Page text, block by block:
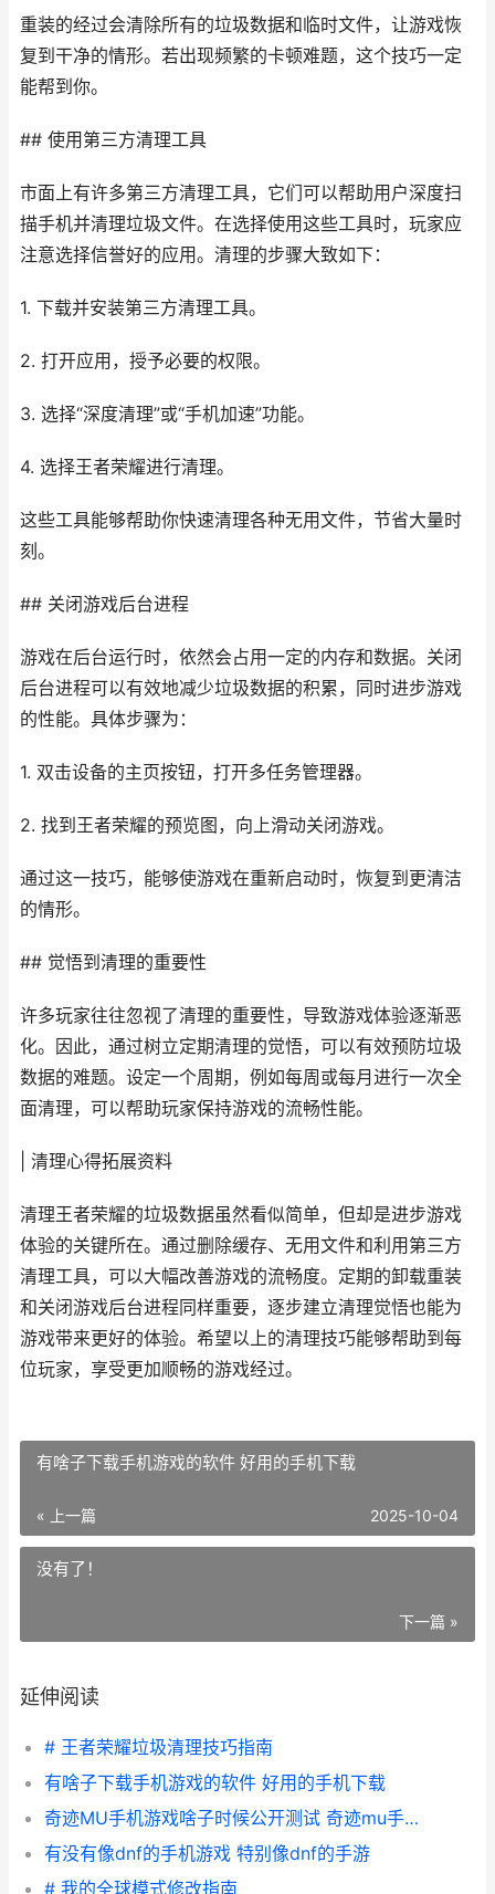
重装的经过会清除所有的垃圾数据和临时文件，让游戏恢
复到干净的情形。若出现频繁的卡顿难题，这个技巧一定
能帮到你。
## 使用第三方清理工具
市面上有许多第三方清理工具，它们可以帮助用户深度扫
描手机并清理垃圾文件。在选择使用这些工具时，玩家应
注意选择信誉好的应用。清理的步骤大致如下：
1. 下载并安装第三方清理工具。
2. 打开应用，授予必要的权限。
3. 选择“深度清理”或“手机加速”功能。
4. 选择王者荣耀进行清理。
这些工具能够帮助你快速清理各种无用文件，节省大量时
刻。
## 关闭游戏后台进程
游戏在后台运行时，依然会占用一定的内存和数据。关闭
后台进程可以有效地减少垃圾数据的积累，同时进步游戏
的性能。具体步骤为：
1. 双击设备的主页按钮，打开多任务管理器。
2. 找到王者荣耀的预览图，向上滑动关闭游戏。
通过这一技巧，能够使游戏在重新启动时，恢复到更清洁
的情形。
## 觉悟到清理的重要性
许多玩家往往忽视了清理的重要性，导致游戏体验逐渐恶
化。因此，通过树立定期清理的觉悟，可以有效预防垃圾
数据的难题。设定一个周期，例如每周或每月进行一次全
面清理，可以帮助玩家保持游戏的流畅性能。
| 清理心得拓展资料
清理王者荣耀的垃圾数据虽然看似简单，但却是进步游戏
体验的关键所在。通过删除缓存、无用文件和利用第三方
清理工具，可以大幅改善游戏的流畅度。定期的卸载重装
和关闭游戏后台进程同样重要，逐步建立清理觉悟也能为
游戏带来更好的体验。希望以上的清理技巧能够帮助到每
位玩家，享受更加顺畅的游戏经过。
有啥子下载手机游戏的软件 好用的手机下载
« 上一篇 2025-10-04
没有了！
下一篇 »
延伸阅读
# 王者荣耀垃圾清理技巧指南
有啥子下载手机游戏的软件 好用的手机下载
奇迹MU手机游戏啥子时候公开测试 奇迹mu手机游戏有转生版吗
有没有像dnf的手机游戏 特别像dnf的手游
# 我的全球模式修改指南